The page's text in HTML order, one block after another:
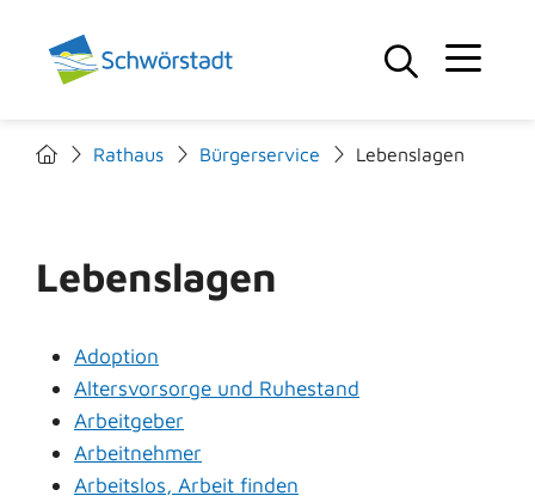
Rathaus Bürgerservice Lebenslagen
Lebenslagen
Adoption
Altersvorsorge und Ruhestand
Arbeitgeber
Arbeitnehmer
Arbeitslos, Arbeit finden